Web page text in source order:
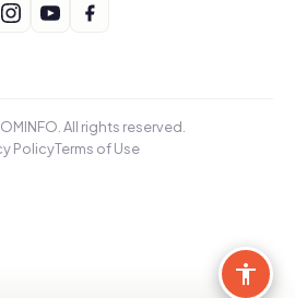
All rights reserved.
PolicyTerms of Use